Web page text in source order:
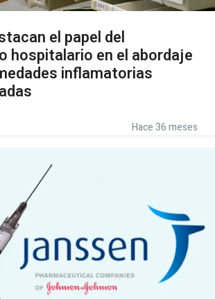
el papel del
hospitalario en el abordaje
inflamatorias
Hace 36 meses